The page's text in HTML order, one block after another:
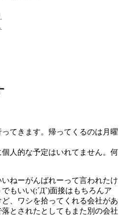
てきます。帰ってくるのは月曜
人的な予定はいれてません。何
ねーがんばれーって言われたけ
もいい(;´Д`)面接はもちろんア
、ワシを拾ってくれる会社があ
とされたとしてもまた別の会社